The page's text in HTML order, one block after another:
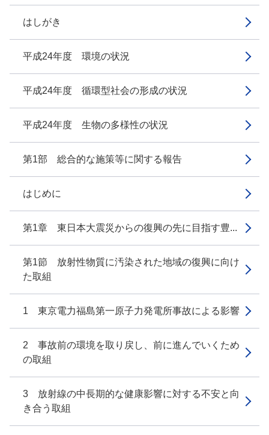
はしがき
平成24年度 環境の状況
平成24年度 循環型社会の形成の状況
平成24年度 生物の多様性の状況
第1部 総合的な施策等に関する報告
はじめに
第1章 東日本大震災からの復興の先に目指す豊...
第1節 放射性物質に汚染された地域の復興に向け
た取組
1 東京電力福島第一原子力発電所事故による影響
2 事故前の環境を取り戻し、前に進んでいくため
の取組
3 放射線の中長期的な健康影響に対する不安と向
き合う取組